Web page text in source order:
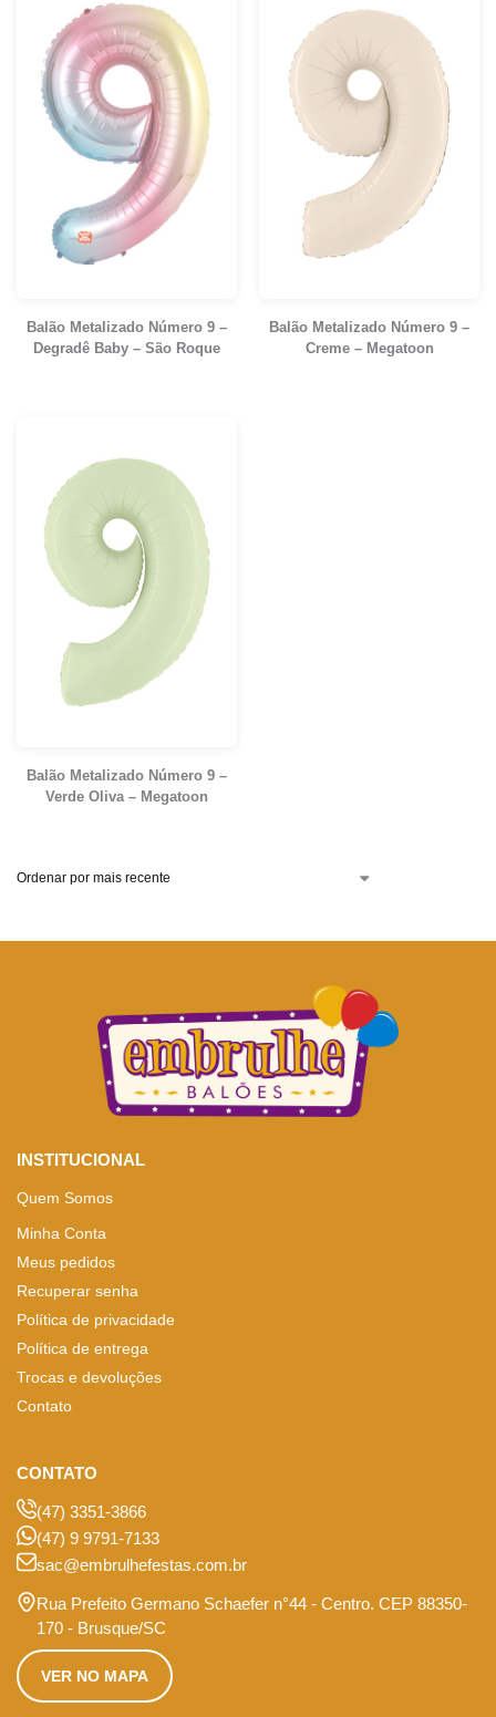
Balão Metalizado Número 9 –
Degradê Baby – São Roque
Balão Metalizado Número 9 –
Creme – Megatoon
Balão Metalizado Número 9 –
Verde Oliva – Megatoon
INSTITUCIONAL
Quem Somos
Minha Conta
Meus pedidos
Recuperar senha
Política de privacidade
Política de entrega
Trocas e devoluções
Contato
CONTATO
(47) 3351-3866
(47) 9 9791-7133
sac@embrulhefestas.com.br
Rua Prefeito Germano Schaefer n°44 - Centro. CEP 88350-
170 - Brusque/SC
VER NO MAPA